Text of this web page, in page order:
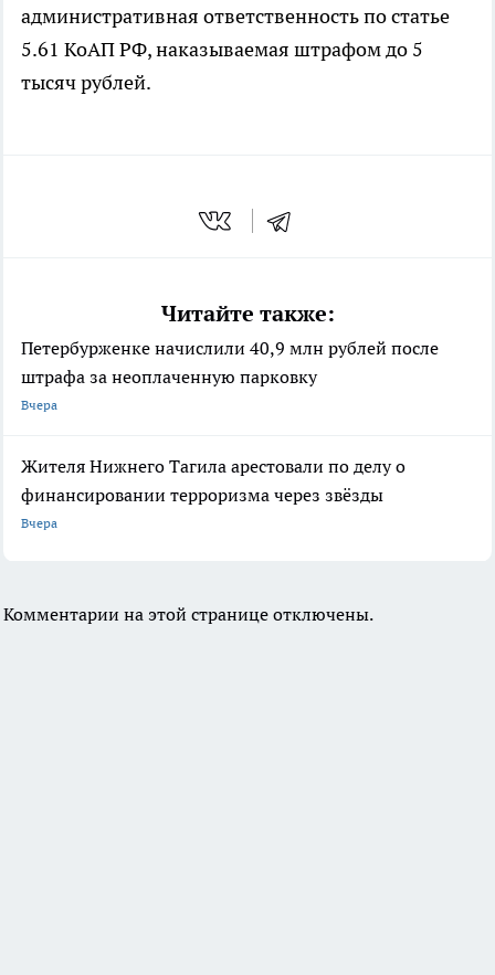
административная ответственность по статье
5.61 КоАП РФ, наказываемая штрафом до 5
тысяч рублей.
Читайте также:
Петербурженке начислили 40,9 млн рублей после
штрафа за неоплаченную парковку
Вчера
Жителя Нижнего Тагила арестовали по делу о
финансировании терроризма через звёзды
Вчера
Комментарии на этой странице отключены.